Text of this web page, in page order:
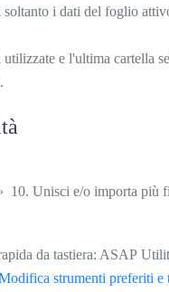
i dati del foglio
e l'ultima cartella
› 10. Unisci e/o importa più
da tastiera: ASAP
strumenti preferiti e